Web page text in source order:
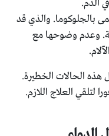
الدم.
بالجلوكوما. والذي قد
وعدم وضوحها مع
هذه الحالات الخطيرة.
لتلقي العلاج اللازم.